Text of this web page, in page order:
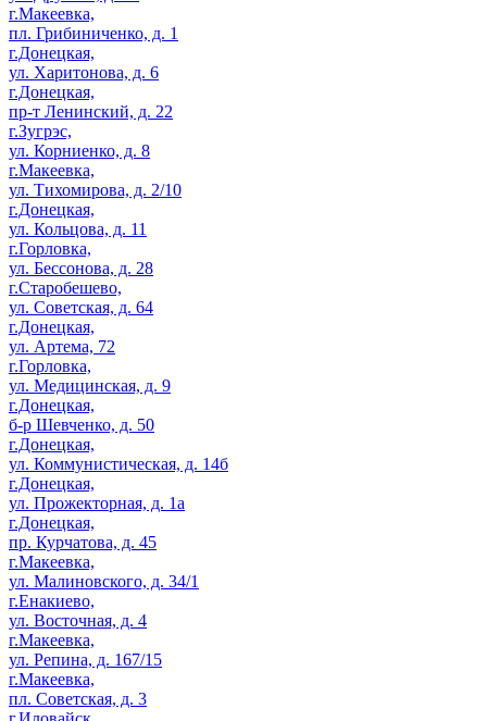
г.Макеевка,
пл. Грибиниченко, д. 1
г.Донецкая,
ул. Харитонова, д. 6
г.Донецкая,
пр-т Ленинский, д. 22
г.Зугрэс,
ул. Корниенко, д. 8
г.Макеевка,
ул. Тихомирова, д. 2/10
г.Донецкая,
ул. Кольцова, д. 11
г.Горловка,
ул. Бессонова, д. 28
г.Старобешево,
ул. Советская, д. 64
г.Донецкая,
ул. Артема, 72
г.Горловка,
ул. Медицинская, д. 9
г.Донецкая,
б-р Шевченко, д. 50
г.Донецкая,
ул. Коммунистическая, д. 14б
г.Донецкая,
ул. Прожекторная, д. 1а
г.Донецкая,
пр. Курчатова, д. 45
г.Макеевка,
ул. Малиновского, д. 34/1
г.Енакиево,
ул. Восточная, д. 4
г.Макеевка,
ул. Репина, д. 167/15
г.Макеевка,
пл. Советская, д. 3